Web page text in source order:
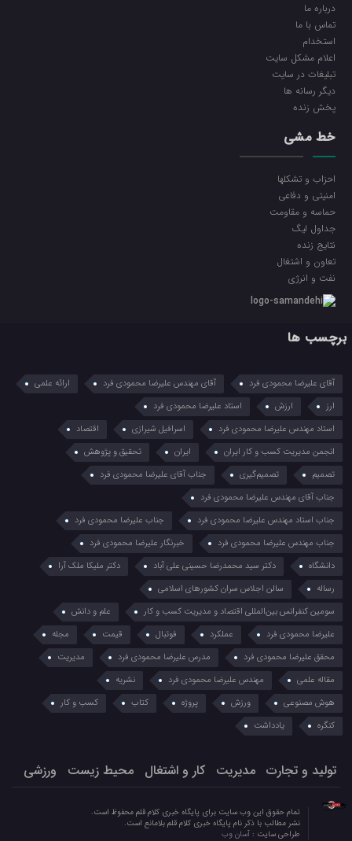
درباره ما
تماس با ما
استخدام
اعلام مشکل سایت
تبلیغات در سایت
ديگر رسانه ها
پخش زنده
خط مشی
احزاب و تشکلها
امنیتی و دفاعی
حماسه و مقاومت
جداول لیگ
نتایج زنده
تعاون و اشتغال
نفت و انرژی
برچسب ها
آقای علیرضا محمودی فرد آقای مهندس علیرضا محمودی فرد
ارائه علمی
ارز
ارزش
استاد علیرضا محمودی فرد
استاد مهندس علیرضا محمودی فرد
اسرافیل شیرازی
اقتصاد
انجمن مدیریت کسب و کار ایران
ایران
تحقیق و پژوهش
تصمیم
تصمیم‌گیری
جناب آقای علیرضا محمودی فرد
جناب آقای مهندس علیرضا محمودی فرد
جناب استاد مهندس علیرضا محمودی فرد
جناب علیرضا محمودی فرد
جناب مهندس علیرضا محمودی فرد
خبرنگار علیرضا محمودی فرد
دانشگاه
دکتر سید محمدرضا حسینی علی آباد
دکتر ملیکا ملک آرا
رساله
سالن اجلاس سران کشورهای اسلامی
سومین کنفرانس بین‌المللی اقتصاد و مدیریت کسب و کار
علم و دانش
علیرضا محمودی فرد
عملکرد فوتبال قیمت
مجله
محقق علیرضا محمودی فرد
مدرس علیرضا محمودی فرد
مدیریت
مقاله علمی
مهندس علیرضا محمودی فرد
نشریه
هوش مصنوعی
ورزش پروژه کتاب
کسب و کار
کنگره
یادداشت
تولید و تجارت مدیریت کار و اشتغال محیط زیست ورزشی
تمام حقوق این وب سایت برای پایگاه خبری کلام قلم محفوظ است.
نشر مطالب با ذکر نام پایگاه خبری کلام قلم بلامانع است.
طراحی سایت : آسان وب